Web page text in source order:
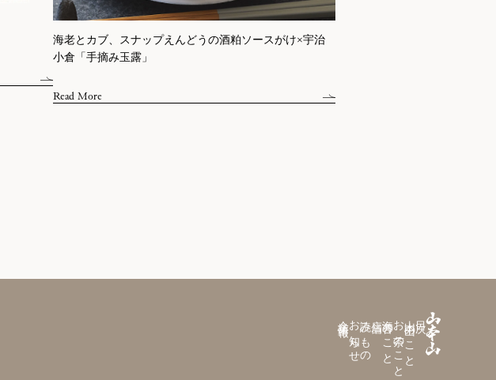
海老とカブ、スナップえんどうの酒粕ソースがけ×宇治
小倉「手摘み玉露」
Read More
山本山のこと
お茶のこと
海苔のこと
読みもの
お知らせ